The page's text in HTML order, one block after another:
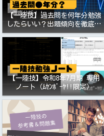
【一陸技】過去問を何年分勉強
したらいい？出題傾向を徹底分
析！令和8年7月期向け
【一陸技】令和8年7月期 専用
ノート（ﾑｾﾝﾎﾞｰﾔ!!限定）